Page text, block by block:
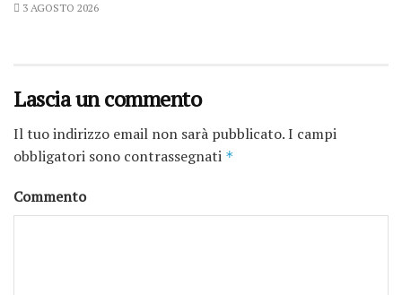
3 AGOSTO 2026
Lascia un commento
Il tuo indirizzo email non sarà pubblicato.I campi
obbligatori sono contrassegnati *
Commento